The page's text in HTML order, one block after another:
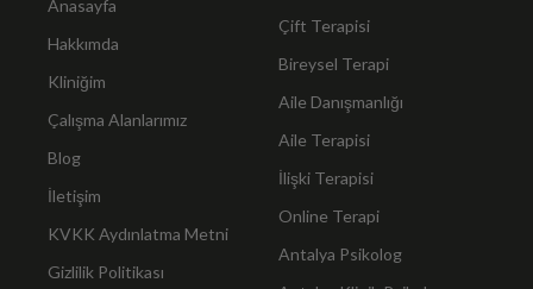
Anasayfa
Hakkımda
Kliniğim
Çalışma Alanlarımız
Blog
İletişim
KVKK Aydınlatma Metni
Gizlilik Politikası
Çift Terapisi
Bireysel Terapi
Aile Danışmanlığı
Aile Terapisi
İlişki Terapisi
Online Terapi
Antalya Psikolog